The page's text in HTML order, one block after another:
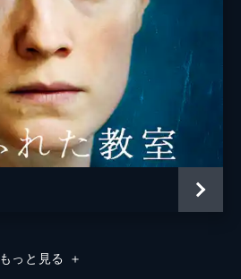
もっと見る ＋